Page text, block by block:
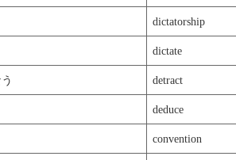
dictatorship
dictate
detract
deduce
convention